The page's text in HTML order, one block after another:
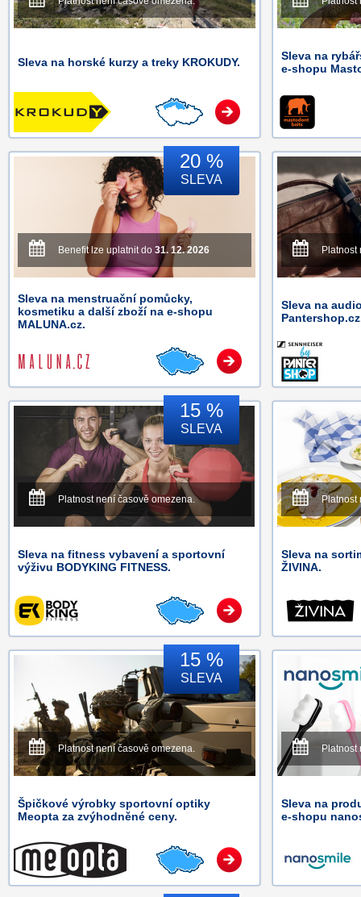
Sleva na horské kurzy a treky KROKUDY.
Sleva na
e-shopu
20 %
SLEVA
Benefit lze uplatnit do 31. 12. 2026
Sleva na menstruační pomůcky,
kosmetiku a další zboží na e-shopu
MALUNA.cz.
Platnost
Sleva na
15 %
SLEVA
Platnost není časově omezena.
Sleva na fitness vybavení a sportovní
výživu BODYKING FITNESS.
Platnost
Sleva na
ŽIVINA.
15 %
SLEVA
Platnost není časově omezena.
Špičkové výrobky sportovní optiky
Meopta za zvýhodněné ceny.
Platnost
Sleva na
e-shopu